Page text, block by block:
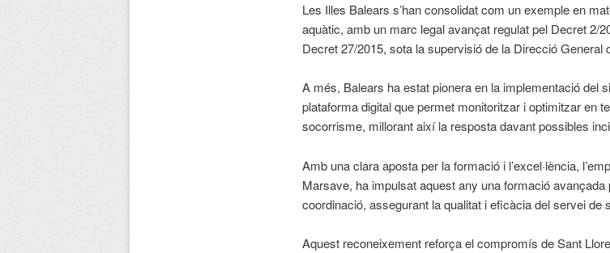
Les Illes Balears s’han consolidat com un exemple en
aquàtic, amb un marc legal avançat regulat pel Decret 2/
Decret 27/2015, sota la supervisió de la Direcció General
A més, Balears ha estat pionera en la implementació del
plataforma digital que permet monitoritzar i optimitzar en
socorrisme, millorant així la resposta davant possibles
Amb una clara aposta per la formació i l’excel·lència,
Marsave, ha impulsat aquest any una formació avançada
coordinació, assegurant la qualitat i eficàcia del servei de
Aquest reconeixement reforça el compromís de Sant